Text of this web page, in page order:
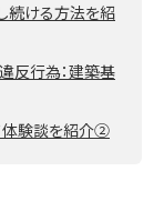
続ける方法を紹
反行為：建築基
体験談を紹介②